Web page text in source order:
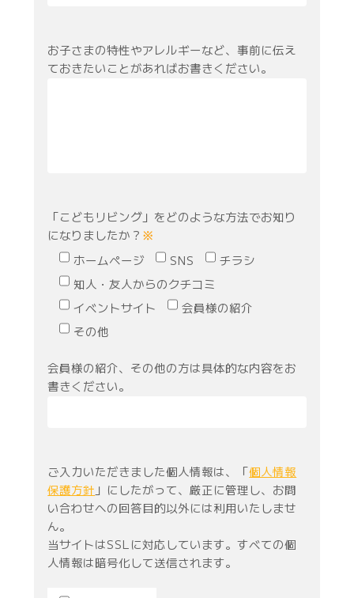
お子さまの特性やアレルギーなど、事前に伝え
ておきたいことがあればお書きください。
「こどもリビング」をどのような方法でお知り
になりましたか？ ※
ホームページ SNS
チラシ
知人・友人からのクチコミ
イベントサイト
会員様の紹介
その他
会員様の紹介、その他の方は具体的な内容をお
書きください。
ご入力いただきました個人情報は、「個人情報
保護方針 」にしたがって、厳正に管理し、お問
い合わせへの回答目的以外には利用いたしませ
ん。
当サイトはSSLに対応しています。すべての個
人情報は暗号化して送信されます。